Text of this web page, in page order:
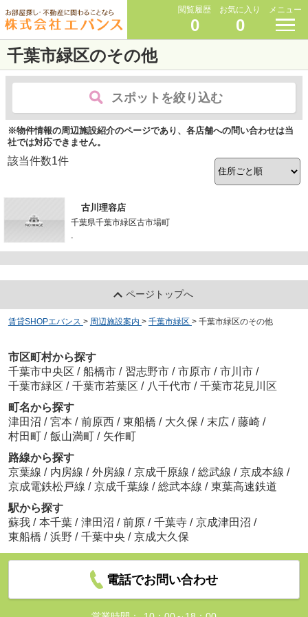
閲覧履歴
0
お気に入り
0
メニュー
千葉市緑区のその他
スポットを絞り込む
※物件情報の周辺施設紹介のページであり、各店舗への問い合わせは当
社では対応できません。
該当件数1件
古川理容店
千葉県千葉市緑区古市場町
-
ページトップへ
賃貸SHOPエバンス > 周辺施設案内 > 千葉市緑区 > 千葉市緑区のその他
市区町村から探す
千葉市中央区 / 船橋市 / 習志野市 / 市原市 / 市川市 /
千葉市緑区 / 千葉市若葉区 / 八千代市 / 千葉市花見川区
町名から探す
津田沼 / 宮本 / 前原西 / 東船橋 / 大久保 / 末広 / 藤崎 /
村田町 / 飯山満町 / 矢作町
路線から探す
京葉線 / 内房線 / 外房線 / 京成千原線 / 総武線 / 京成本線 /
京成電鉄松戸線 / 京成千葉線 / 総武本線 / 東葉高速鉄道
駅から探す
蘇我 / 本千葉 / 津田沼 / 前原 / 千葉寺 / 京成津田沼 /
東船橋 / 浜野 / 千葉中央 / 京成大久保
電話でお問い合わせ